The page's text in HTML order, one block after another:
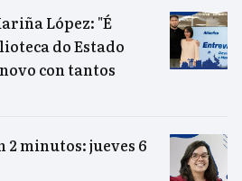
López: "É
do Estado
con tantos
2 minutos: jueves 6